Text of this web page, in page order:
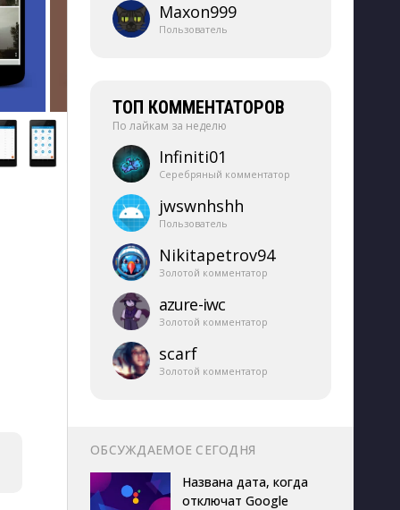
Maxon999
Пользователь
ТОП КОММЕНТАТОРОВ
По лайкам за неделю
Infiniti01
Серебряный комментатор
jwswnhshh
Пользователь
Nikitapetrov94
Золотой комментатор
azure-​iwc
Золотой комментатор
scarf
Золотой комментатор
ОБСУЖДАЕМОЕ СЕГОДНЯ
Названа дата, когда
отключат Google